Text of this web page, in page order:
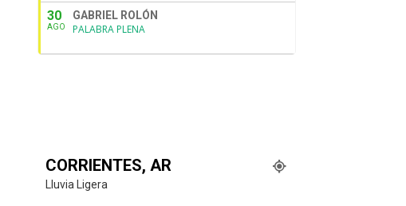
30
AGO
GABRIEL ROLÓN
PALABRA PLENA
CORRIENTES, AR
Lluvia Ligera